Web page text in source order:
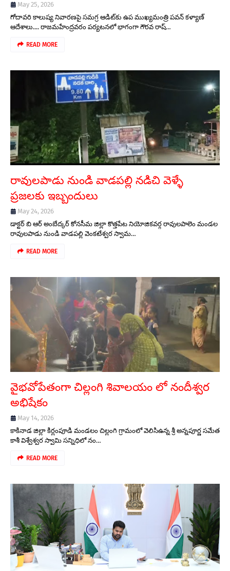
May 25, 2026
గోదావరి కాలుష్య నివారణపై సమగ్ర ఆడిట్‌కు ఉప ముఖ్యమంత్రి పవన్ కళ్యాణ్
ఆదేశాలు.... రాజమహేంద్రవరం పర్యటనలో భాగంగా గౌరవ రాష్…
READ MORE
రావులపాడు నుండి వాడపల్లి నడిచి వెళ్ళే
ప్రజలకు ఇబ్బందులు
May 24, 2026
డాక్టర్ బి ఆర్ అంబేద్కర్ కోనసీమ జిల్లా కొత్తపేట నియోజికవర్గ రావులపాలెం మండల
రావులపాడు నుండి వాడపల్లి వెంకటేశ్వర స్వామ…
READ MORE
వైభవోపేతంగా చిల్లంగి శివాలయం లో నందీశ్వర
అభిషేకం
May 14, 2026
కాకినాడ జిల్లా కిర్లంపూడి మండలం చిల్లంగి గ్రామంలో వెలిసిఉన్న శ్రీ అన్నపూర్ణ సమేత
కాశీ విశ్వేశ్వర స్వామి సన్నిధిలో నం…
READ MORE